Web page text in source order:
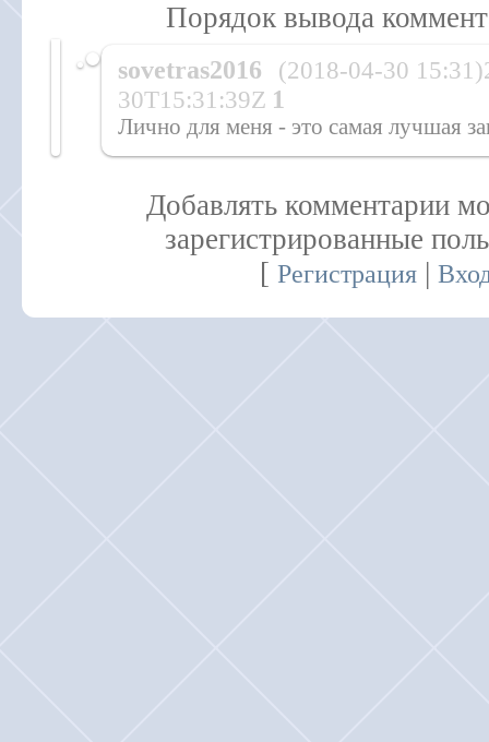
Порядок вывода
sovetras2016
(2018-04-30
30T15:31:39Z 1
Лично для меня - это самая лучшая
Добавлять комментарии
зарегистрированные
[Регистрация |